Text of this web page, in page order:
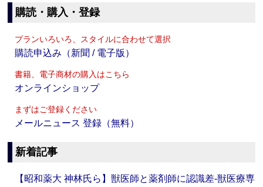
購読・購入・登録
プランいろいろ、スタイルに合わせて選択
購読申込み（新聞 / 電子版）
書籍、電子商材の購入はこちら
オンラインショップ
まずはご登録ください
メールニュース 登録（無料）
新着記事
【昭和薬大 神林氏ら】獣医師と薬剤師に認識差‐獣医療専